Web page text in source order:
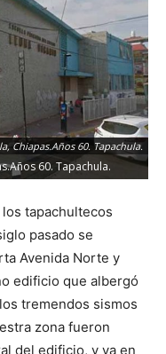
Chiapas.Años 60. Tapachula.
60. Tapachula.
tapachultecos
pasado se
Avenida Norte y
edificio que albergó
tremendos sismos
zona fueron
del edificio, y ya en